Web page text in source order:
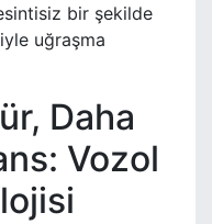
bir şekilde
uğraşma
Daha
Vozol